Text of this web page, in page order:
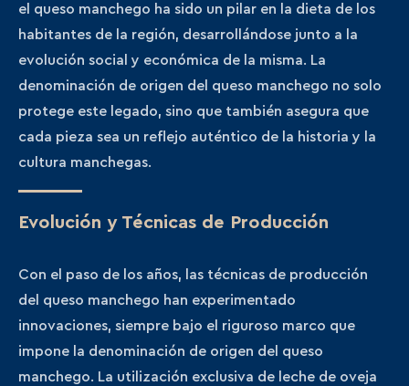
el queso manchego ha sido un pilar en la dieta de los
habitantes de la región, desarrollándose junto a la
evolución social y económica de la misma. La
denominación de origen del queso manchego no solo
protege este legado, sino que también asegura que
cada pieza sea un reflejo auténtico de la historia y la
cultura manchegas.
Evolución y Técnicas de Producción
Con el paso de los años, las técnicas de producción
del queso manchego han experimentado
innovaciones, siempre bajo el riguroso marco que
impone la denominación de origen del queso
manchego. La utilización exclusiva de leche de oveja